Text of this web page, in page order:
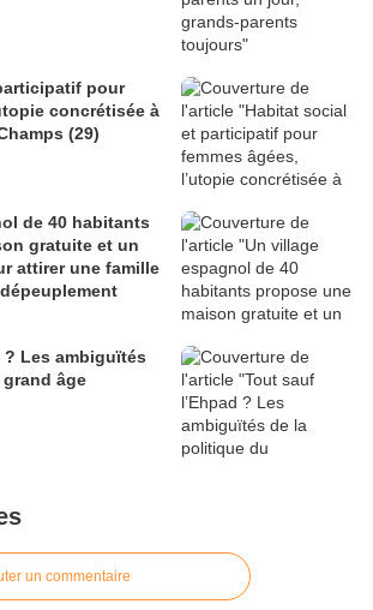
pour
concrétisée à
(29)
de 40 habitants
gratuite et un
attirer une famille
? Les ambiguïtés
âge
un commentaire